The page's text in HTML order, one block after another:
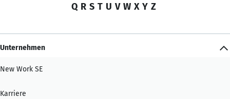
Q R S T U V W X Y Z
Unternehmen
New Work SE
Karriere